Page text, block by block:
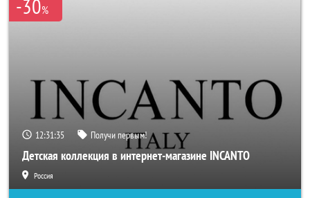
-30%
12:31:33 Получи первым!
Детская коллекция в интернет-магазине INCANTO
Россия